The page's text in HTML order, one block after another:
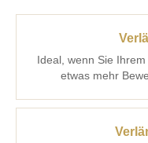
Ideal, wenn Sie
etwas mehr